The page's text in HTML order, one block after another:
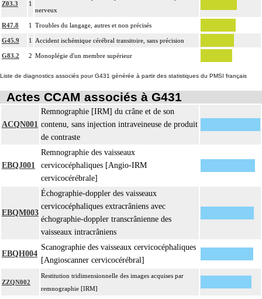
Z03.3 1
nerveux
R47.8 1 Troubles du langage, autres et non précisés
G45.9 1 Accident ischémique cérébral transitoire, sans précision
G83.2 2 Monoplégie d'un membre supérieur
Liste de diagnostics associés pour G431 générée à partir des statistiques du PMSI français
Actes CCAM associés à G431
ACQN001
Remnographie [IRM] du crâne et de son
contenu, sans injection intraveineuse de produit
de contraste
EBQJ001
Remnographie des vaisseaux
cervicocéphaliques [Angio-IRM
cervicocérébrale]
EBQM003
Échographie-doppler des vaisseaux
cervicocéphaliques extracrâniens avec
échographie-doppler transcrânienne des
vaisseaux intracrâniens
EBQH004
Scanographie des vaisseaux cervicocéphaliques
[Angioscanner cervicocérébral]
ZZQN002
Restitution tridimensionnelle des images acquises par
remnographie [IRM]